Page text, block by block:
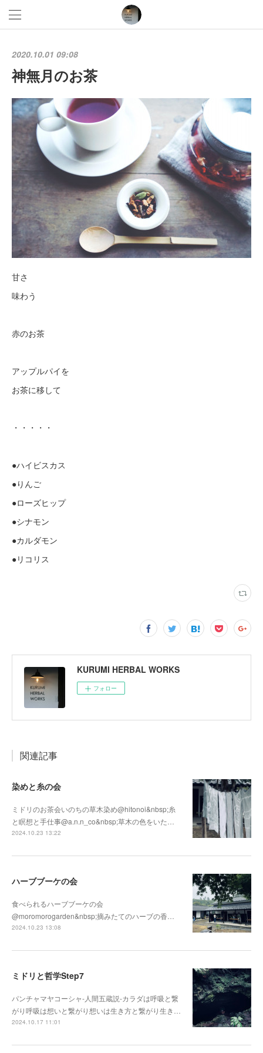
2020.10.01 09:08
神無月のお茶
甘さ
味わう
赤のお茶
アップルパイを
お茶に移して
・・・・・
●ハイビスカス
●りんご
●ローズヒップ
●シナモン
●カルダモン
●リコリス
KURUMI HERBAL WORKS
フォロー
関連記事
染めと糸の会
ミドリのお茶会いのちの草木染め@hitonoi&nbsp;糸
と瞑想と手仕事@a.n.n_co&nbsp;草木の色をいた…
2024.10.23 13:22
ハーブブーケの会
食べられるハーブブーケの会
@moromorogarden&nbsp;摘みたてのハーブの香…
2024.10.23 13:08
ミドリと哲学Step7
パンチャマヤコーシャ-人間五蔵説-カラダは呼吸と繋
がり呼吸は想いと繋がり想いは生き方と繋がり生き…
2024.10.17 11:01